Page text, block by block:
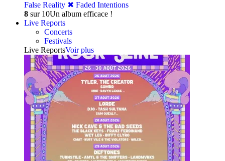
False Reality ✖︎ Faded Intentions
8 sur 10Un album efficace !
Live Reports
Concerts
Festivals
Live ReportsVoir plus